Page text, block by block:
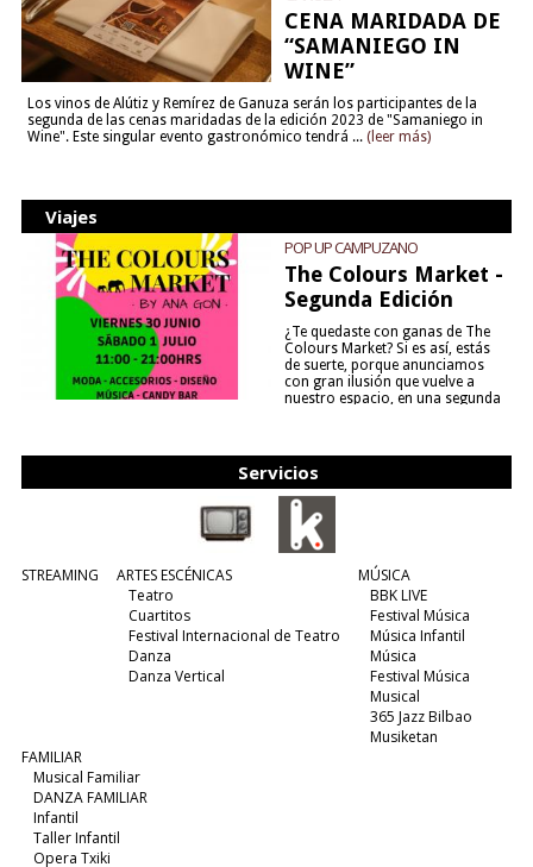
CENA MARIDADA DE
“SAMANIEGO IN
WINE”
Los vinos de Alútiz y Remírez de Ganuza serán los participantes de la
segunda de las cenas maridadas de la edición 2023 de "Samaniego in
Wine". Este singular evento gastronómico tendrá ... (leer más)
Viajes
POP UP CAMPUZANO
The Colours Market -
Segunda Edición
¿Te quedaste con ganas de The
Colours Market? Si es así, estás
de suerte, porque anunciamos
con gran ilusión que vuelve a
nuestro espacio, en una segunda
Servicios
STREAMING
ARTES ESCÉNICAS
Teatro
Cuartitos
Festival Internacional de Teatro
Danza
Danza Vertical
MÚSICA
BBK LIVE
Festival Música
Música Infantil
Música
Festival Música
Musical
365 Jazz Bilbao
Musiketan
FAMILIAR
Musical Familiar
DANZA FAMILIAR
Infantil
Taller Infantil
Opera Txiki